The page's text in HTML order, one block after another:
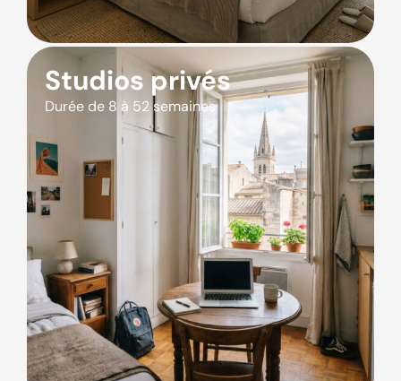
Studios privés
Durée de 8 à 52 semaines